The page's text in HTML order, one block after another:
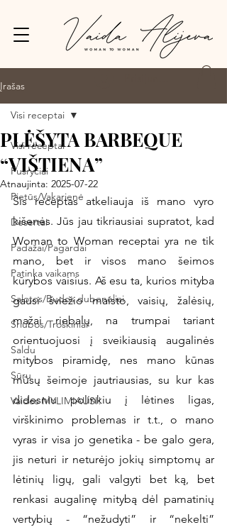
Įrašas
Visi receptai
Pusryčiai
Pietūs/Vakarienė
Desertai
Padažai/Pagardai
Patinka vaikams
Salotos/Budos dubenėliai
Sriubos/Troškiniai
Saldu
Sūru
Vaidos MYLIMIAUSI!
Visi receptai
PLĖŠYTA BARBEQUE
“VIŠTIENA”
Atnaujinta: 2025-07-22
Šis receptas atkeliauja iš mano vyro
kišenės. Jūs jau tikriausiai supratot, kad
Woman to Woman receptai yra ne tik
mano, bet ir visos mano šeimos
kūrybos vaisius. Aš esu ta, kurios mityba
gausi šviežio maisto, vaisių, žalėsių,
mažai riebalų, na trumpai tariant
orientuojuosi į sveikiausią augalinės
mitybos piramidę, nes mano kūnas
mūsų šeimoje jautriausias, su kur kas
didesniu polinkiu į lėtines ligas,
virškinimo problemas ir t.t., o mano
vyras ir visa jo genetika - be galo gera,
jis neturi ir neturėjo jokių simptomų ar
lėtinių ligų, gali valgyti bet ką, bet
renkasi augalinę mitybą dėl pamatinių
vertybių - “nežudyti” ir “nekelti”